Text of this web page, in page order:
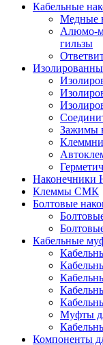
Кабельные
Медные
Алюмо-
гильзы
Зажимы
Клеммы СМК
Болтовые
Кабельные
Муфты
Компоненты